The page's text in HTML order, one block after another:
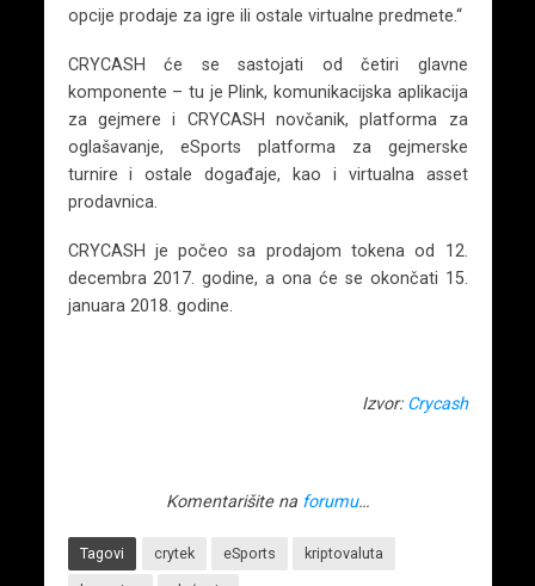
opcije prodaje za igre ili ostale virtualne predmete.“
CRYCASH će se sastojati od četiri glavne
komponente – tu je Plink, komunikacijska aplikacija
za gejmere i CRYCASH novčanik, platforma za
oglašavanje, eSports platforma za gejmerske
turnire i ostale događaje, kao i virtualna asset
prodavnica.
CRYCASH je počeo sa prodajom tokena od 12.
decembra 2017. godine, a ona će se okončati 15.
januara 2018. godine.
Izvor: Crycash
Komentarišite na forumu…
Tagovi crytek eSports kriptovaluta